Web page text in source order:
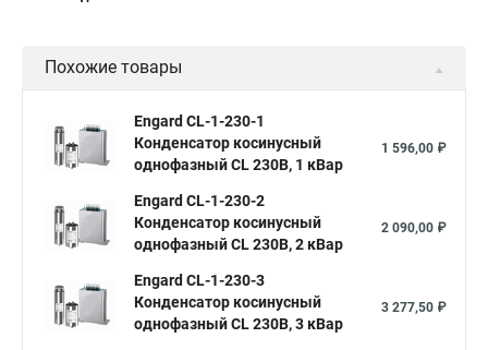
Похожие товары
Engard CL-1-230-1
Конденсатор косинусный
однофазный CL 230В, 1 кВар
1 596,00 ₽
Engard CL-1-230-2
Конденсатор косинусный
однофазный CL 230В, 2 кВар
2 090,00 ₽
Engard CL-1-230-3
Конденсатор косинусный
однофазный CL 230В, 3 кВар
3 277,50 ₽